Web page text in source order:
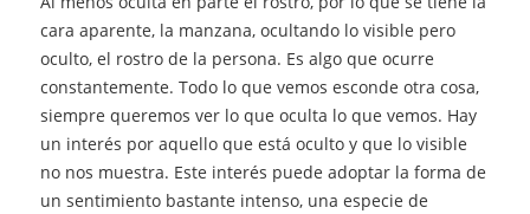
cara aparente, la manzana, ocultando lo visible pero
oculto, el rostro de la persona. Es algo que ocurre
constantemente. Todo lo que vemos esconde otra cosa,
siempre queremos ver lo que oculta lo que vemos. Hay
un interés por aquello que está oculto y que lo visible
no nos muestra. Este interés puede adoptar la forma de
un sentimiento bastante intenso, una especie de